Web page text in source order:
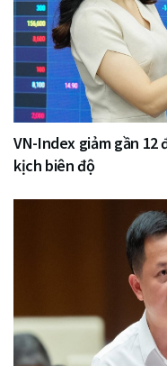
VN-Index giảm gần 12
kịch biên độ